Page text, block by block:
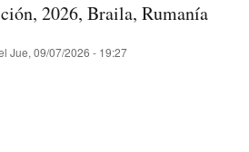
2026, Braila, Rumanía
Jue, 09/07/2026 - 19:27